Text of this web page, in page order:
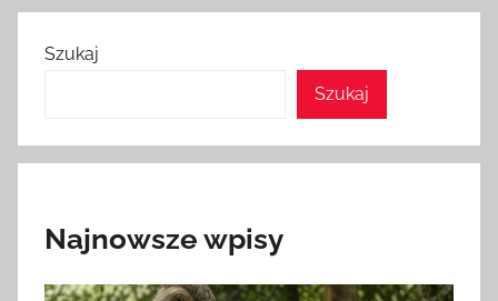
Szukaj
Szukaj
Najnowsze wpisy